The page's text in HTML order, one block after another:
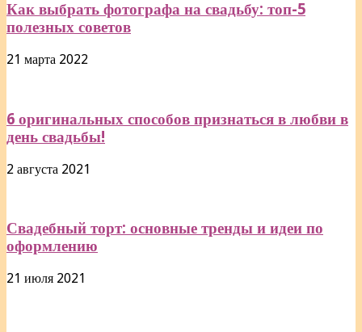
Как выбрать фотографа на свадьбу: топ-5
полезных советов
21 марта 2022
6 оригинальных способов признаться в любви в
день свадьбы!
2 августа 2021
Свадебный торт: основные тренды и идеи по
оформлению
21 июля 2021